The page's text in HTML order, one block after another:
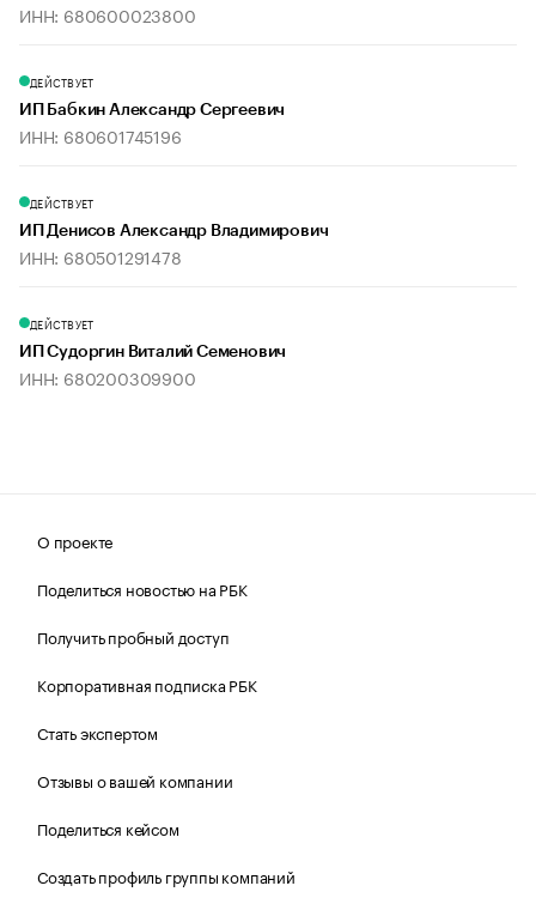
ИНН: 680600023800
ДЕЙСТВУЕТ
ИП Бабкин Александр Сергеевич
ИНН: 680601745196
ДЕЙСТВУЕТ
ИП Денисов Александр Владимирович
ИНН: 680501291478
ДЕЙСТВУЕТ
ИП Судоргин Виталий Семенович
ИНН: 680200309900
О проекте
Поделиться новостью на РБК
Получить пробный доступ
Корпоративная подписка РБК
Стать экспертом
Отзывы о вашей компании
Поделиться кейсом
Создать профиль группы компаний